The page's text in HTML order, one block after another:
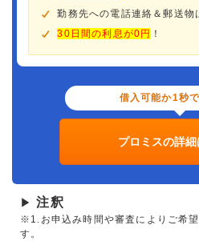
勤務先への電話連絡＆郵送物
30日間の利息が0円 ！
借入可能か1秒
プロミスの詳
▶ 注釈
※1.お申込み時間や審査によりご希
す。